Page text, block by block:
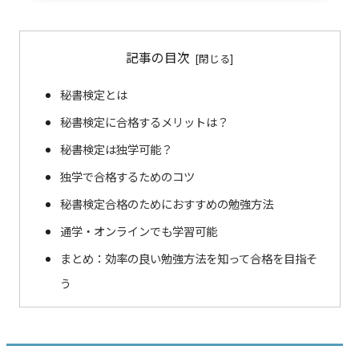
記事の目次
秘書検定とは
秘書検定に合格するメリットは？
秘書検定は独学可能？
独学で合格するためのコツ
秘書検定合格のためにおすすめの勉強方法
通学・オンラインでも学習可能
まとめ：効率の良い勉強方法を知って合格を目指そ
う